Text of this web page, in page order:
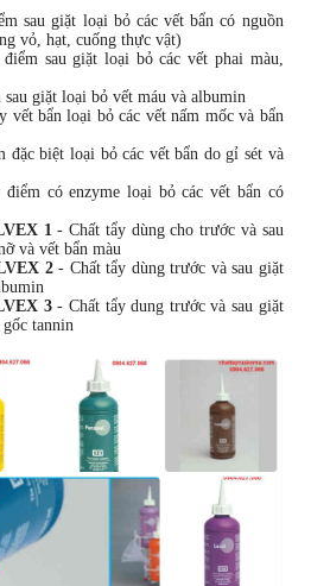
sau giặt loại bỏ các vết bẩn có nguồn
vỏ, hạt, cuống thực vật)
sau giặt loại bỏ các vết phai màu,
sau giặt loại bỏ vết máu và albumin
bẩn loại bỏ các vết nấm mốc và bẩn
đặc biệt loại bỏ các vết bẩn do gỉ sét và
có enzyme loại bỏ các vết bẩn có
1- Chất tẩy dùng cho trước và sau
và vết bẩn màu
2- Chất tẩy dùng trước và sau giặt
3- Chất tẩy dung trước và sau giặt
tannin